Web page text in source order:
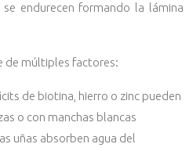
endurecen formando la lámina
de múltiples factores:
de biotina, hierro o zinc pueden
o con manchas blancas
uñas absorben agua del